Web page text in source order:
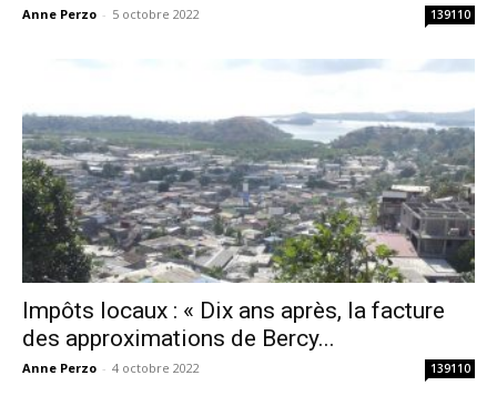
Anne Perzo - 5 octobre 2022 139110
Impôts locaux : « Dix ans après, la facture
des approximations de Bercy...
Anne Perzo - 4 octobre 2022 139110